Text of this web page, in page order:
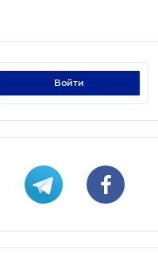
войти